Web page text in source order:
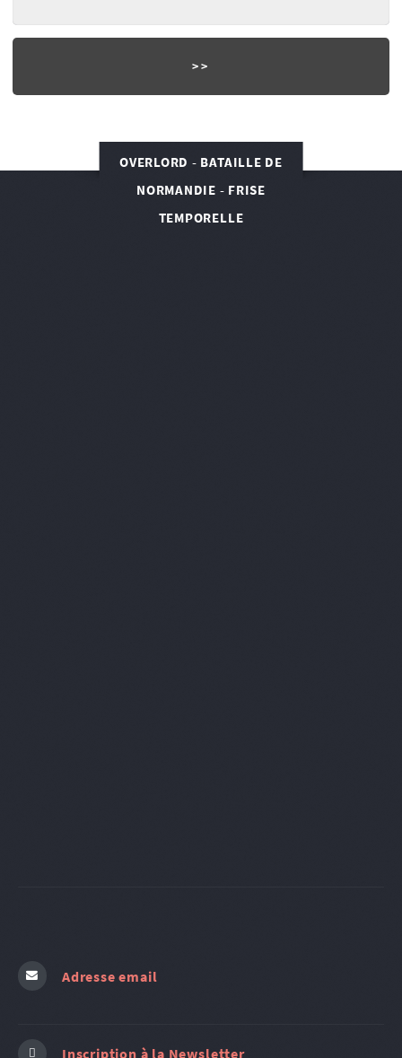
OVERLORD - BATAILLE DE
NORMANDIE - FRISE
TEMPORELLE
Adresse email
Inscription à la Newsletter